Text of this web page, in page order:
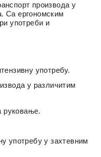
производа у
Са ергономским
употреби и
употребу.
у различитим
руковање.
употребу у захтевним